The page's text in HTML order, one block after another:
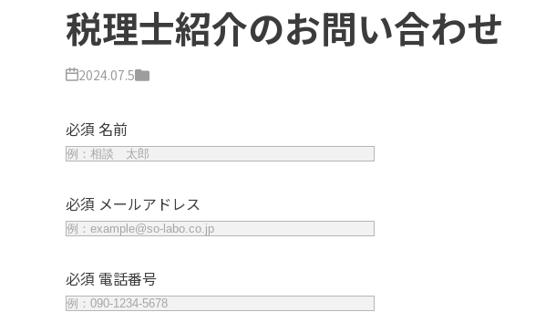
税理士紹介のお問い合わせ
2024.07.5
必須 名前
必須 メールアドレス
必須 電話番号